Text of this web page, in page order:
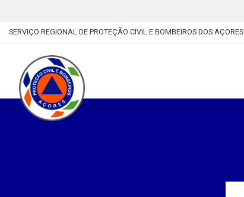
SERVIÇO REGIONAL DE PROTEÇÃO CIVIL E BOMBEIROS DOS AÇORES